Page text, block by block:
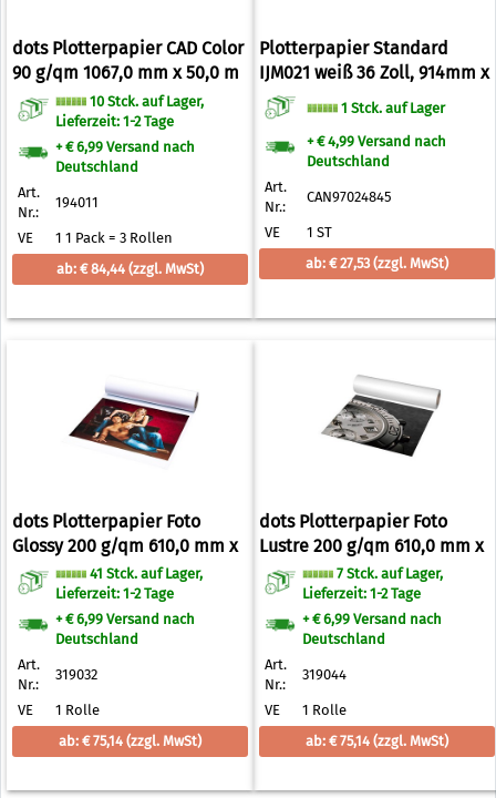
dots Plotterpapier CAD Color
90 g/qm 1067,0 mm x 50,0 m
10 Stck. auf Lager,
Lieferzeit: 1-2 Tage
+ € 6,99 Versand nach
Deutschland
Art.
Nr.:
194011
VE
1 1 Pack = 3 Rollen
ab: € 84,44 (zzgl. MwSt)
Plotterpapier Standard
IJM021 weiß 36 Zoll, 914mm x
91m
1 Stck. auf Lager
+ € 4,99 Versand nach
Deutschland
Art.
Nr.:
CAN97024845
VE
1 ST
ab: € 27,53(zzgl. MwSt)
dots Plotterpapier Foto
Glossy 200 g/qm 610,0 mm x
30,0 m
41 Stck. auf Lager,
Lieferzeit: 1-2 Tage
+ € 6,99 Versand nach
Deutschland
Art.
Nr.:
319032
VE
1 Rolle
ab: € 75,14 (zzgl. MwSt)
dots Plotterpapier Foto
Lustre 200 g/qm 610,0 mm x
30,0 m
7 Stck. auf Lager,
Lieferzeit: 1-2 Tage
+ € 6,99 Versand nach
Deutschland
Art.
Nr.:
319044
VE
1 Rolle
ab: € 75,14 (zzgl. MwSt)